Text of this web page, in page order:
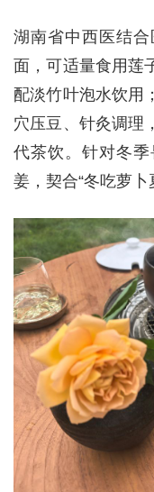
湖南省中西医结
面，可适量食用莲
配淡竹叶泡水饮用
穴压豆、针灸调理
代茶饮。针对冬
姜，契合“冬吃萝卜